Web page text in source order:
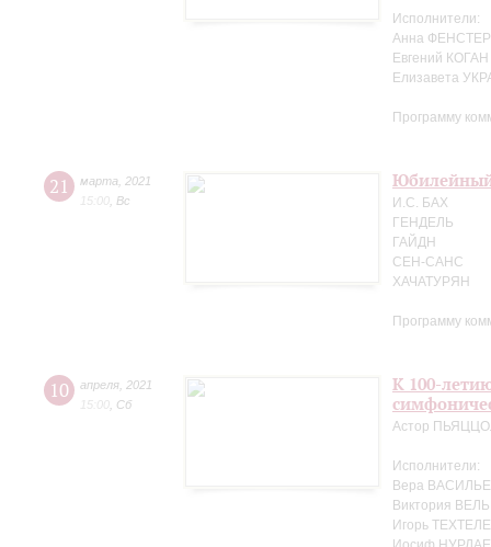
Исполнители:
Анна ФЕНСТЕР
Евгений
Елизавета
Программу
21 марта
2021
15:00 Вс
Юбилейный
И.С. БАХ
ГЕНДЕЛЬ
ГАЙДН
СЕН-САНС
ХАЧАТУРЯН
Программу
10 апреля 2021
15:00 Сб
К 100-
Астор
Исполнители:
Вера
Виктория
Игорь